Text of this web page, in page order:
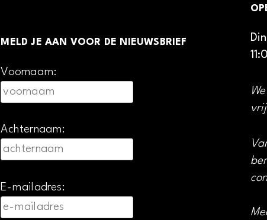
MELD JE AAN VOOR DE NIEUWSBRIEF
Voornaam:
Achternaam:
E-mailadres: